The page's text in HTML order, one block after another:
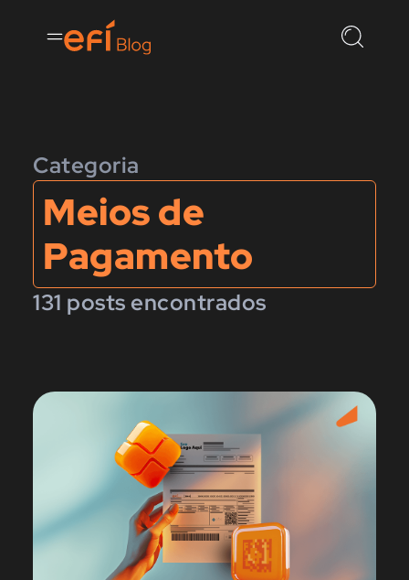
Categoria
Meios de
Pagamento
131 posts encontrados